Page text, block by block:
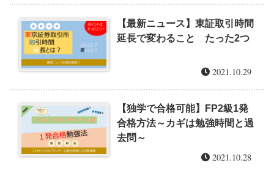
【最新ニュース】東証取引時間
延長で変わること たった2つ
2021.10.29
【独学で合格可能】FP2級1発
合格方法～カギは勉強時間と過
去問～
2021.10.28